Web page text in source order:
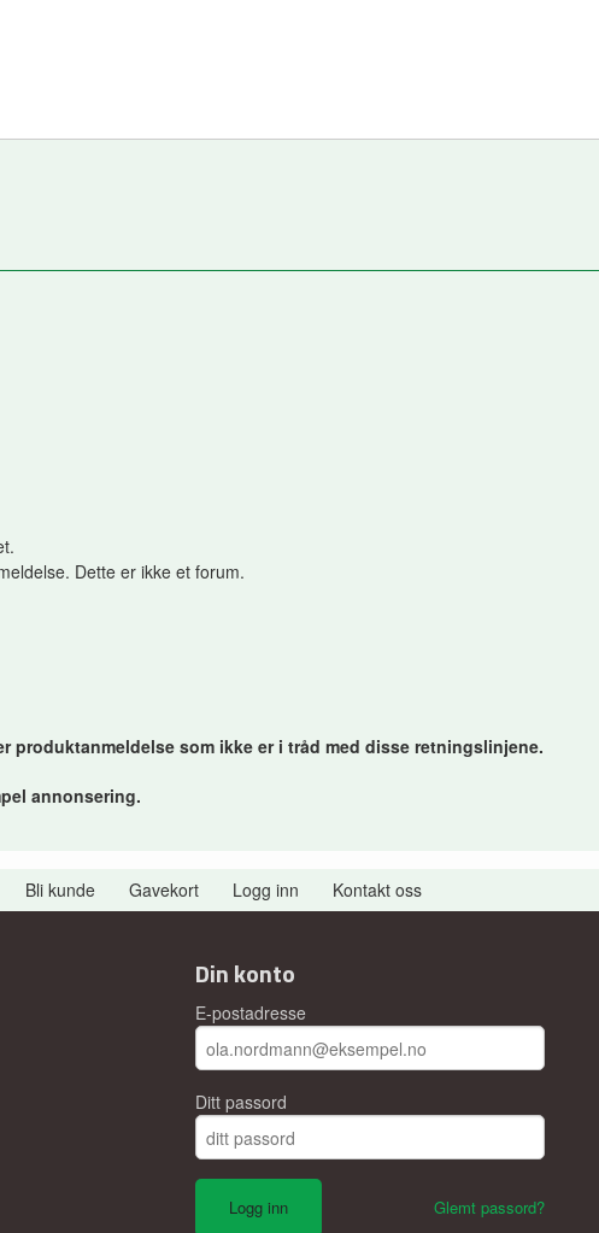
Dette er ikke et forum.
produktanmeldelse som ikke er i tråd med disse retningslinjene.
annonsering.
Bli kunde Gavekort Logg inn Kontakt oss
Din konto
E-postadresse
Ditt passord
Glemt passord?